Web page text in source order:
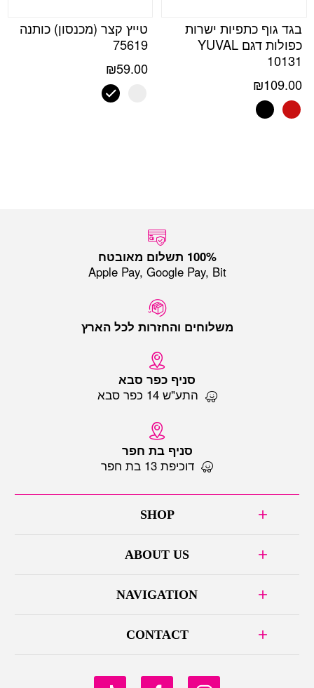
בגד גוף כתפיות ישרות
כפולות דגם YUVAL
10131
₪109.00
טייץ קצר (מכנסון) כותנה
75619
₪59.00
‏100% תשלום מאובטח
Apple Pay, Google Pay, Bit
משלוחים והחזרות לכל הארץ
סניף כפר סבא
התע"ש 14 כפר סבא
סניף בת חפר
דוכיפת 13 בת חפר
SHOP
ABOUT US
NAVIGATION
CONTACT